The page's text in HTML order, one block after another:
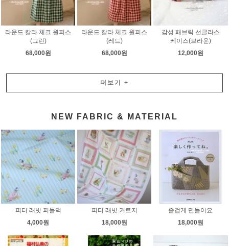
라운드 칼라 체크 원피스
(그린)
68,000원
라운드 칼라 체크 원피스
(레드)
68,000원
감성 패브릭 선글라스
케이스(브라운)
12,000원
더보기 +
NEW FABRIC & MATERIAL
피터 래빗 퍼들덕
4,000원
피터 래빗 커트지
18,000원
즐겁게 만들어요
18,000원